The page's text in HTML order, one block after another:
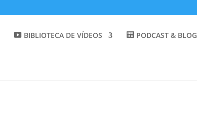
BIBLIOTECA DE VÍDEOS PODCAST & BLOG